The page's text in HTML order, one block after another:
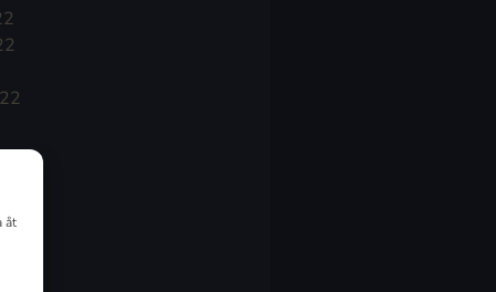
åt